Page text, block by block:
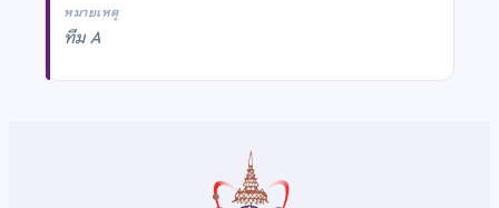
หมายเหตุ
ทีม A